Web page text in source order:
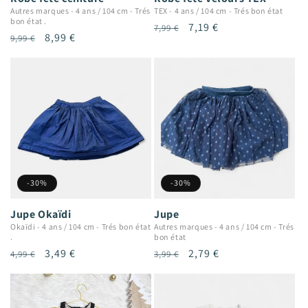
Autres marques -4 ans / 104 cm -Trés
bon état .
Prix
9,99 €
Prix
8,99 €
TEX - 4 ans / 104 cm - Trés bon état
Prix
7,99 €
Prix
7,19 €
-30%
Jupe Okaïdi
Okaïdi -4 ans / 104 cm - Trés bon état
Prix
4,99 €
Prix
3,49 €
-30%
Jupe
Autres marques -4 ans / 104 cm -Trés
bon état
Prix
3,99 €
Prix
2,79 €